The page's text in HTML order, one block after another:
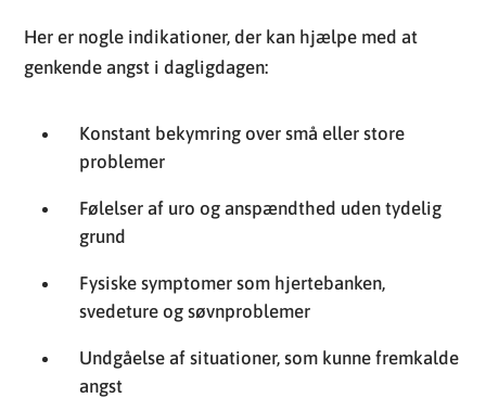
Her er nogle indikationer, der kan hjælpe med at
genkende angst i dagligdagen:
Konstant bekymring over små eller store
problemer
Følelser af uro og anspændthed uden tydelig
grund
Fysiske symptomer som hjertebanken,
svedeture og søvnproblemer
Undgåelse af situationer, som kunne fremkalde
angst